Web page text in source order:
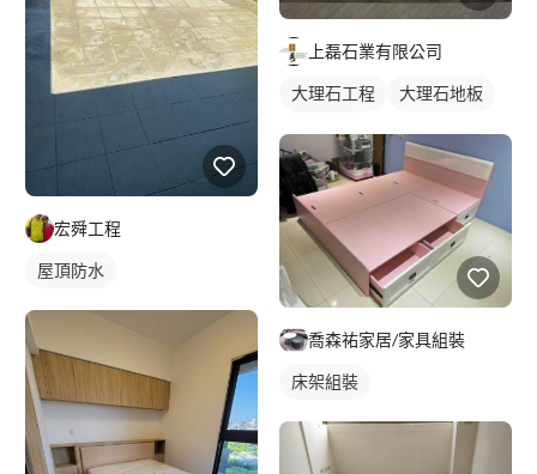
宏舜工程
屋頂防水
上磊石業有限公司
大理石工程
大理石地板
喬森祐家居/家具組裝
床架組裝